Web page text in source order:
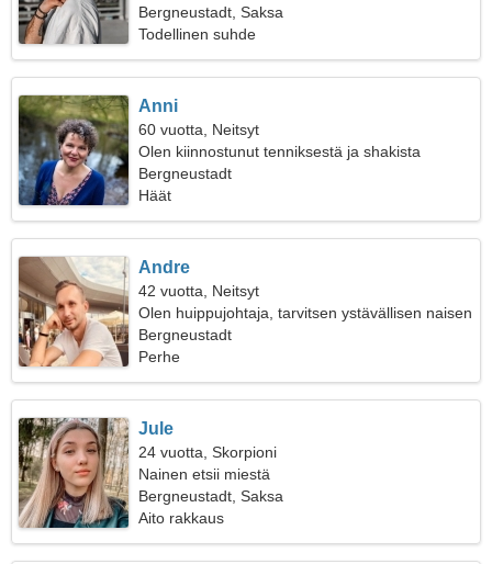
Bergneustadt, Saksa
Todellinen suhde
Anni
60 vuotta, Neitsyt
Olen kiinnostunut tenniksestä ja shakista
Bergneustadt
Häät
Andre
42 vuotta, Neitsyt
Olen huippujohtaja, tarvitsen ystävällisen naisen
Bergneustadt
Perhe
Jule
24 vuotta, Skorpioni
Nainen etsii miestä
Bergneustadt, Saksa
Aito rakkaus